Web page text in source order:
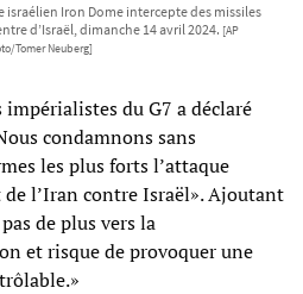
israélien Iron Dome intercepte des missiles
d’Israël, dimanche 14 avril 2024. [AP
Tomer Neuberg]
impérialistes du G7 a déclaré
condamnons sans
les plus forts l’attaque
l’Iran contre Israël». Ajoutant
de plus vers la
et risque de provoquer une